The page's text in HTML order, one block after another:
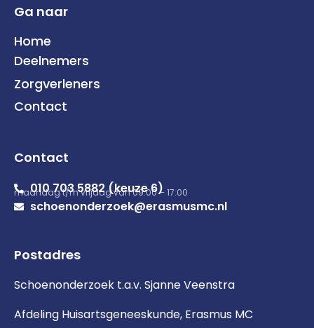
Ga naar
Home
Deelnemers
Zorgverleners
Contact
Contact
010 703 5882 (keuze 6)
maandag t/m vrijdag van 09:00 – 17:00
schoenonderzoek@erasmusmc.nl
Postadres
Schoenonderzoek t.a.v. Sjanne Veenstra
Afdeling Huisartsgeneeskunde, Erasmus MC